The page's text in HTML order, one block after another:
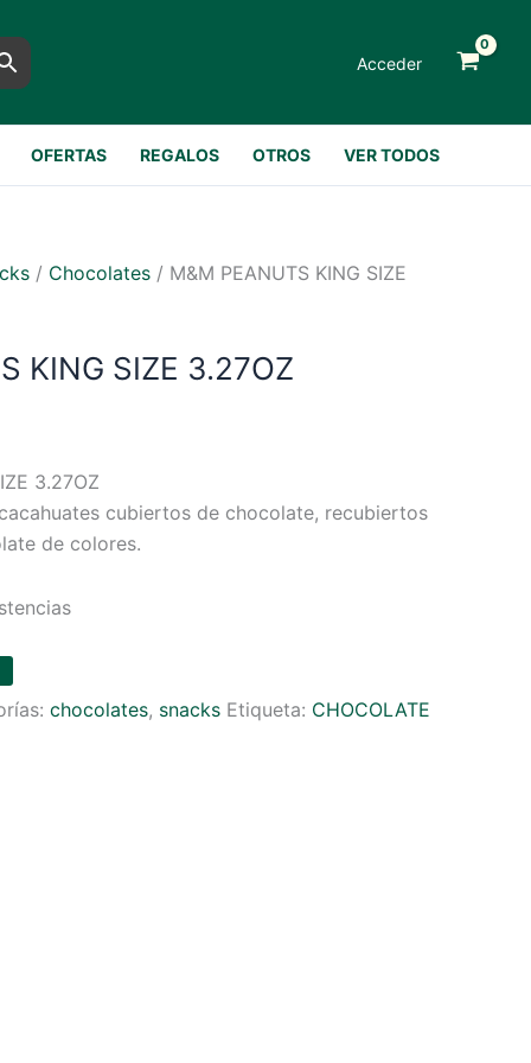
Acceder
OFERTAS REGALOS OTROS VER TODOS
/ Chocolates / M&M PEANUTS KING SIZE
KING SIZE 3.27OZ
3.27OZ
cubiertos de chocolate, recubiertos
de colores.
chocolates, snacks Etiqueta: CHOCOLATE